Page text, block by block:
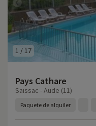
1 / 17
Pays Cathare
Saissac - Aude (11)
Paquete de alquiler